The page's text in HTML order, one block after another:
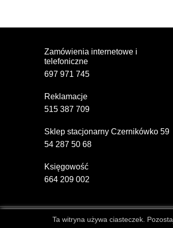
Ta witryna używa ciasteczek.
Zamówienia internetowe i
telefoniczne
697 971 745
Reklamacje
515 387 709
Sklep stacjonarny Czernikówko 59
54 287 50 68
Księgowość
664 209 002